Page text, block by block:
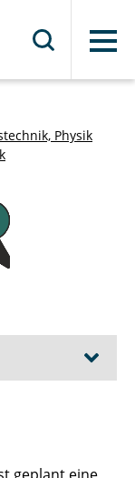
Menü
Physik